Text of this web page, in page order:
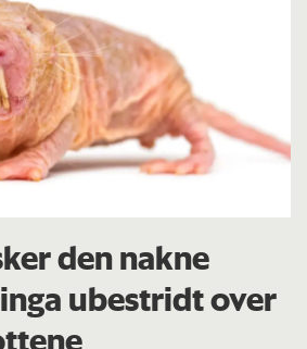
den nakne
ubestridt over